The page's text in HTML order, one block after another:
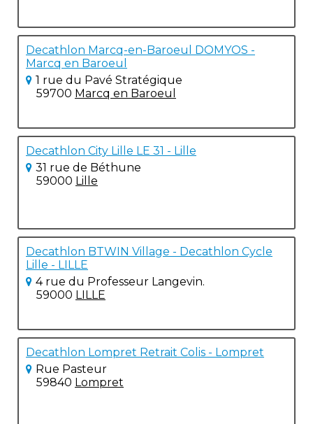
Decathlon Marcq-en-Baroeul DOMYOS -
Marcq en Baroeul
1 rue du Pavé Stratégique
59700 Marcq en Baroeul
Decathlon City Lille LE 31 - Lille
31 rue de Béthune
59000 Lille
Decathlon BTWIN Village - Decathlon Cycle
Lille - LILLE
4 rue du Professeur Langevin.
59000 LILLE
Decathlon Lompret Retrait Colis - Lompret
Rue Pasteur
59840 Lompret